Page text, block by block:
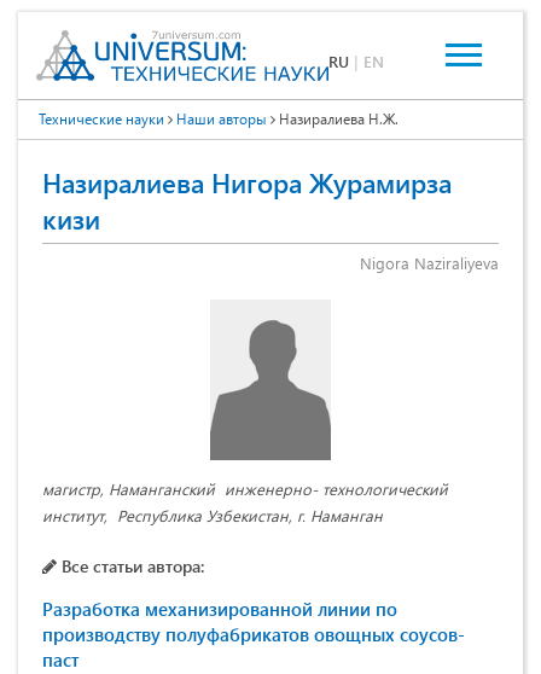
RU | EN
Технические науки Наши авторы Назиралиева Н.Ж.
Назиралиева Нигора Журамирза
кизи
Nigora Naziraliyeva
магистр, Наманганский инженерно- технологический
институт, Республика Узбекистан, г. Наманган
Все статьи автора:
Разработка механизированной линии по
производству полуфабрикатов овощных соусов-
паст